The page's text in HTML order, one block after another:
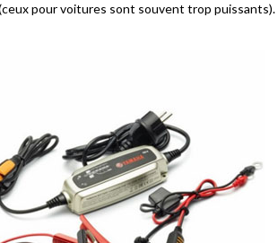
pour voitures sont souvent trop puissants).